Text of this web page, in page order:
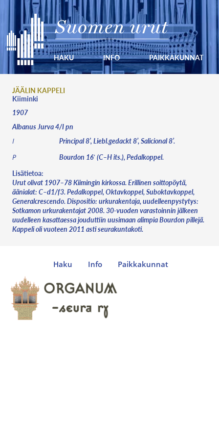
Suomen urut
HAKU INFO PAIKKAKUNNAT
JÄÄLIN KAPPELI
Kiiminki
1907
Albanus Jurva 4/I pn
I Principal 8’, Liebl.gedackt 8’, Salicional 8’.
P
Bourdon 16′ (C–H its.), Pedalkoppel.
Lisätietoa:
Urut olivat 1907–78 Kiimingin kirkossa. Erillinen soittopöytä,
äänialat: C–d1/f3. Pedalkoppel, Oktavkoppel, Suboktavkoppel,
Generalcrescendo. Dispositio: urkurakentaja, uudelleenpystytys:
Sotkamon urkurakentajat 2008. 30-vuoden varastoinnin jälkeen
uudelleen kasattaessa jouduttiin uusimaan alimpia Bourdon pillejä.
Kappeli oli vuoteen 2011 asti seurakuntakoti.
Haku Info Paikkakunnat